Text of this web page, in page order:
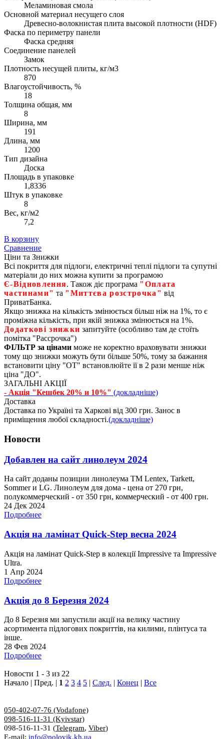
Меламиновая смола
Основной материал несущего слоя
Древесно-волокнистая плита высокой плотности (HDF)
Фаска по периметру панели
Фаска средняя
Соединение панелей
Замок
Плотность несущей плиты, кг/м3
870
Влагоустойчивость, %
18
Толщина общая, мм
8
Ширина, мм
191
Длина, мм
1200
Тип дизайна
Доска
Площадь в упаковке
1,8336
Штук в упаковке
8
Вес, кг/м2
7,2
В корзину
Сравнение
Ціни та Знижки
Всі покриття для підлоги, електричні теплі підлоги та супутні
матеріали до них можна купити за програмою
Є‑Відновлення. Також діє програма "Оплата
частинами" та "Миттєва розстрочка" від
ПриватБанка.
Якщо знижка на кількість змінюється більш ніж на 1%, то є
проміжна кількість, при якій знижка змінюється на 1%.
Додаткові знижки запитуйте (особливо там де стоїть
помітка "Рассрочка")
ФІЛЬТР за цінами може не коректно враховувати знижки
тому що знижки можуть бути більше 50%, тому за бажання
встановити ціну "ОТ" встановлюйте її в 2 рази менше ніж
ціна "ДО".
ЗАГАЛЬНІ АКЦІЇ
- Акція "Кешбек 20% и 10%" (докладніше)
Доставка
Доставка по Україні та Харкові від 300 грн. Занос в
приміщення любої складності.(докладніше)
Новости
Добавлен на сайт линолеум 2024
На сайт доданы позиции линолеума ТМ Lentex, Tarkett,
Sommer и LG. Линолеум для дома - цена от 270 грн,
полукоммерческий - от 350 грн, коммерческий - от 400 грн.
24 Дек 2024
Подробнее
Акція на ламінат Quick-Step весна 2024
Акція на ламінат Quick-Step в колекції Impressive та Impressive
Ultra.
1 Апр 2024
Подробнее
Акція до 8 Березня 2024
До 8 Березня ми запустили акції на велику частину
асортимента підлогових покриттів, на килими, плінтуса та
інше.
28 Фев 2024
Подробнее
Новости 1 - 3 из 22
Начало | Пред. | 1 2 3 4 5 | След. | Конец | Все
050-402-07-76 (Vodafone)
098-516-11-31 (Kyivstar)
098-516-11-31 (Telegram, Viber)
E-mail: info@polovik.kh.ua